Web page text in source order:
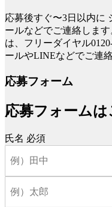
応募後すぐ〜3日以内に
ールなどでご連絡します
は、フリーダイヤル
ールやLINEなどでご連
応募フォーム
応募フォームは
氏名 必須